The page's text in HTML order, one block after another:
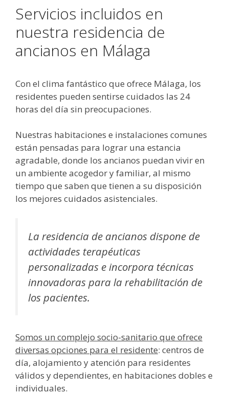
Servicios incluidos en
nuestra residencia de
ancianos en Málaga
Con el clima fantástico que ofrece Málaga, los
residentes pueden sentirse cuidados las 24
horas del día sin preocupaciones.
Nuestras habitaciones e instalaciones comunes
están pensadas para lograr una estancia
agradable, donde los ancianos puedan vivir en
un ambiente acogedor y familiar, al mismo
tiempo que saben que tienen a su disposición
los mejores cuidados asistenciales.
La residencia de ancianos dispone de
actividades terapéuticas
personalizadas e incorpora técnicas
innovadoras para la rehabilitación de
los pacientes.
Somos un complejo socio-sanitario que ofrece
diversas opciones para el residente: centros de
día, alojamiento y atención para residentes
válidos y dependientes, en habitaciones dobles e
individuales.